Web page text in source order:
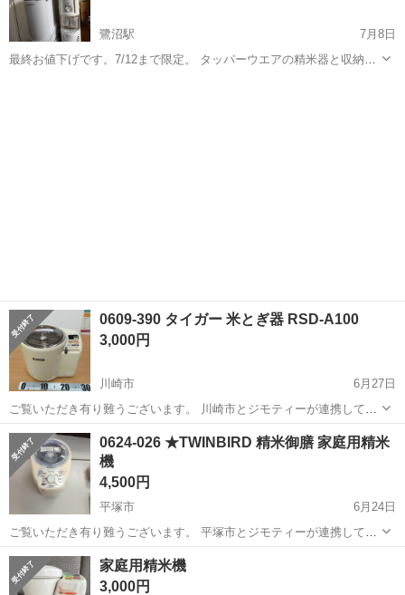
鷺沼駅
7月8日
最終お値下げです。7/12まで限定。 タッパーウエアの精米器と収納ケ
0609-390 タイガー 米とぎ器 RSD-A100
3,000円
川崎市
6月27日
ご覧いただき有り難うございます。 川崎市とジモティーが連携して運
営しています。 粗⼤ごみ等の減量を⽬的にまだ使えるものをリユース
しています。 ★★★★★ ご自宅にある不要品を是非ジモティースポッ
トへお持ち込み...
神奈川 川崎市 キッチン家電 リユース
0624-026 ★TWINBIRD 精米御膳 家庭用精米
機
4,500円
平塚市
6月24日
ご覧いただき有り難うございます。 平塚市とジモティーが連携して運
営しています。 粗⼤ごみ等の減量を⽬的にまだ使えるものをリユース
しています。 ★★★★★ ご自宅にある不要品を是非ジモティースポッ
トへお持ち込み...
神奈川 平塚市 キッチン家電
家庭用精米機
3,000円